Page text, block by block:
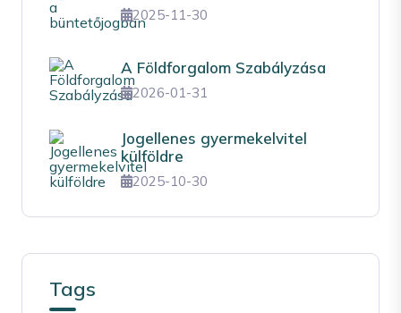
2025-11-30
A Földforgalom Szabályzása
2026-01-31
Jogellenes gyermekelvitel
külföldre
2025-10-30
Tags